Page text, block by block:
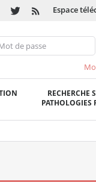
Espace
RECHERCHE
PATHOLOGIES